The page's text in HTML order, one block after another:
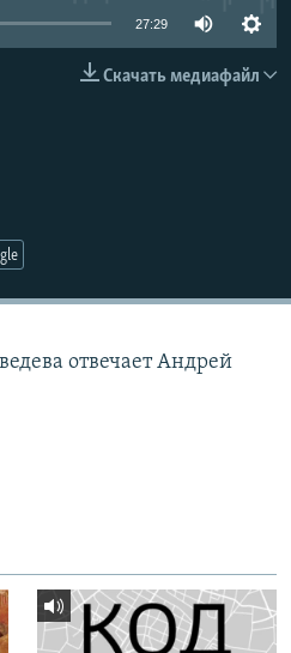
27:29
Скачать медиафайл
отвечает Андрей